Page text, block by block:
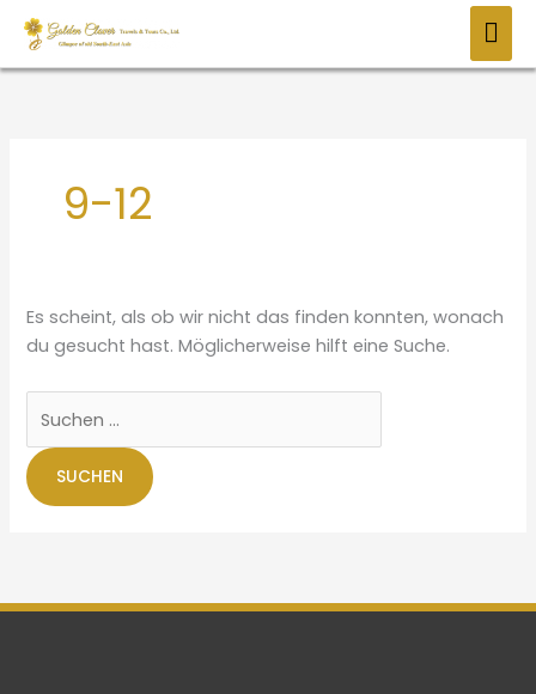
Zum
Inhalt
springen
9-12
Es scheint, als ob wir nicht das finden konnten, wonach
du gesucht hast. Möglicherweise hilft eine Suche.
nach: